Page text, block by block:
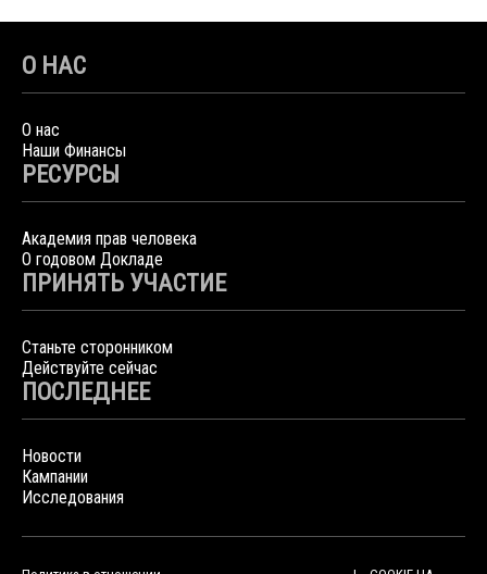
О НАС
О нас
Наши Финансы
РЕСУРСЫ
Академия прав человека
О годовом Докладе
ПРИНЯТЬ УЧАСТИЕ
Станьте сторонником
Действуйте сейчас
ПОСЛЕДНЕЕ
Новости
Кампании
Исследования